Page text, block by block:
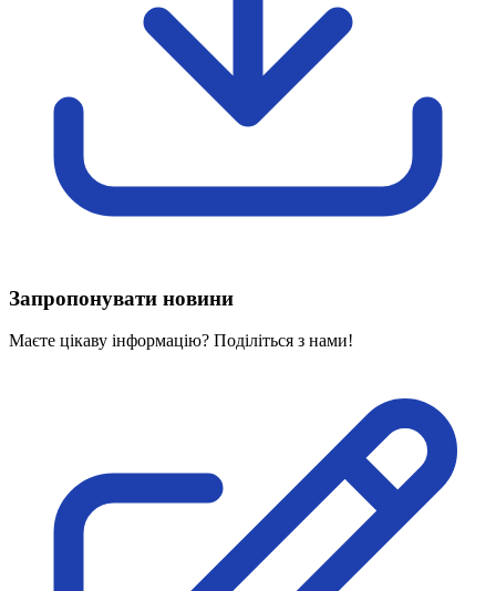
Харківська область
Херсонська область
Хмельницька область
Черкаська область
Чернівецька область
Особи відповідальні за контактування з
питань укладення договорів
Ресурс для вивчення жестових мов різних країн
Проєкт "Жестова мова для поліцейських"
Медична термінологія жестовою мовою
Статут УТОГ
Нормативна база УТОГ
Запропонувати новини
Маєте цікаву інформацію? Поділіться з нами!